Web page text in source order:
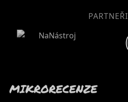
PARTNEŘI